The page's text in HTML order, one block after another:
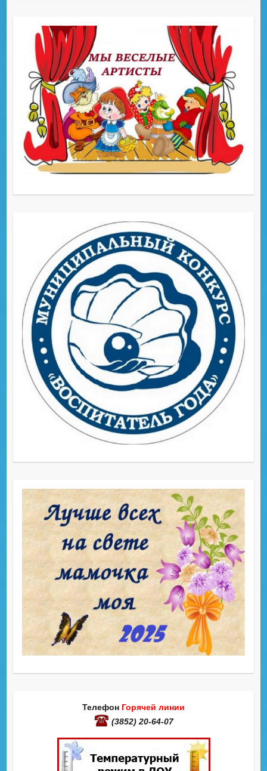
Телефон Горячей линии
(3852) 20-64-07